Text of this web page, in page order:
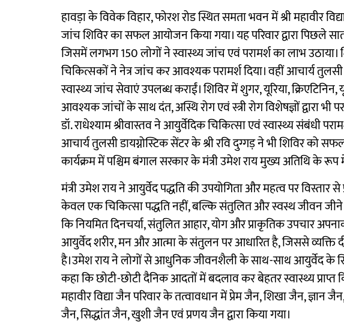
हावड़ा के विवेक विहार, फोरश रोड स्थित समता भवन में श्री महावीर
जांच शिविर का सफल आयोजन किया गया। यह परिवार द्वारा पिछले
जिसमें लगभग 150 लोगों ने स्वास्थ्य जांच एवं परामर्श का लाभ
चिकित्सकों ने नेत्र जांच कर आवश्यक परामर्श दिया। वहीं आचार्य तुलसी
स्वास्थ्य जांच सेवाएं उपलब्ध कराईं। शिविर में शुगर, यूरिया,
आवश्यक जांचों के साथ दंत, अस्थि रोग एवं स्त्री रोग विशेषज्ञों द्वारा भी
डॉ. राधेश्याम श्रीवास्तव ने आयुर्वेदिक चिकित्सा एवं स्वास्थ्य संबंधी
आचार्य तुलसी डायग्नोस्टिक सेंटर के श्री रवि दुग्गड़ ने भी शिविर को
कार्यक्रम में पश्चिम बंगाल सरकार के मंत्री उमेश राय मुख्य अतिथि के रूप
मंत्री उमेश राय ने आयुर्वेद पद्धति की उपयोगिता और महत्व पर विस्तार
केवल एक चिकित्सा पद्धति नहीं, बल्कि संतुलित और स्वस्थ जीवन जीने
कि नियमित दिनचर्या, संतुलित आहार, योग और प्राकृतिक उपचार
आयुर्वेद शरीर, मन और आत्मा के संतुलन पर आधारित है, जिससे व्यक्ति
है।उमेश राय ने लोगों से आधुनिक जीवनशैली के साथ-साथ आयुर्वेद के
कहा कि छोटी-छोटी दैनिक आदतों में बदलाव कर बेहतर स्वास्थ्य प्राप्त
महावीर विद्या जैन परिवार के तत्वावधान में प्रेम जैन, शिखा जैन,
जैन, सिद्धांत जैन, खुशी जैन एवं प्रणय जैन द्वारा किया गया।